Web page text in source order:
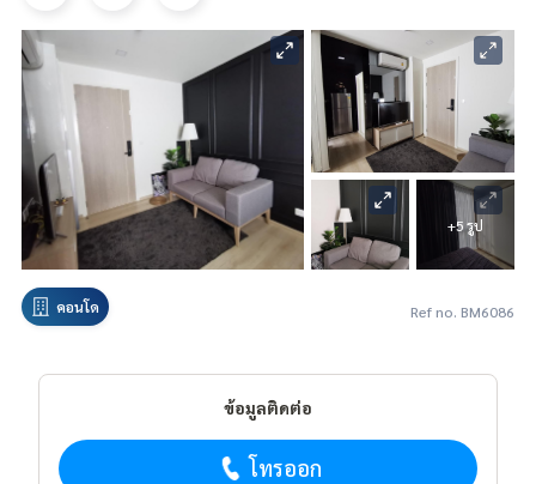
+5 รูป
คอนโด Ref no. BM6086
ข้อมูลติดต่อ
โทรออก